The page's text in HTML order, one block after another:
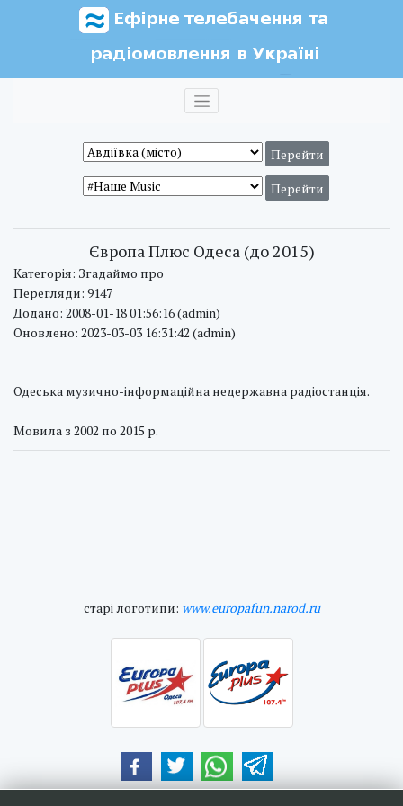
Європа Плюс Одеса (до 2015)
Категорія: Згадаймо про
Перегляди: 9147
Додано: 2008-01-18 01:56:16 (admin)
Оновлено: 2023-03-03 16:31:42 (admin)
Одеська музично-інформаційна недержавна радіостанція.
Мовила з 2002 по 2015 р.
cтарі логотипи: www.europafun.narod.ru